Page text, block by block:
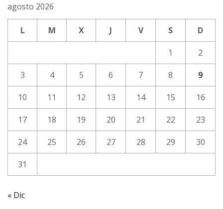
agosto 2026
L M X J V S D
1 2
3 4 5 6 7 8 9
10 11 12 13 14 15 16
17 18 19 20 21 22 23
24 25 26 27 28 29 30
31
« Dic